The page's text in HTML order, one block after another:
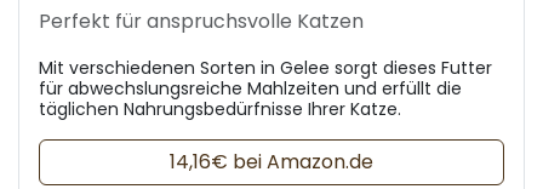
Perfekt für anspruchsvolle Katzen
Mit verschiedenen Sorten in Gelee sorgt dieses Futter
für abwechslungsreiche Mahlzeiten und erfüllt die
täglichen Nahrungsbedürfnisse Ihrer Katze.
14,16€ bei Amazon.de